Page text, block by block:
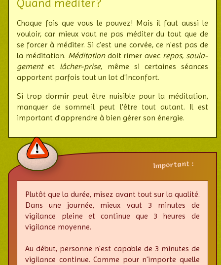
Quand méditer ?
Chaque fois que vous le pouvez ! Mais il faut aussi le
vouloir, car mieux vaut ne pas méditer du tout que de
se forcer à méditer. Si c'est une corvée, ce n'est pas de
la méditation. Méditationdoit rimer avec repos, sou­la­
ge­mentet lâcher-prise, même si certaines séances
apportent parfois tout un lot d'inconfort.
Si trop dormir peut être nuisible pour la médi­tation,
manquer de som­meil peut l'être tout autant. Il est
impor­tant d'appren­dre à bien gérer son énergie.
Important :
Plutôt que la durée, misez avant tout sur la qualité.
Dans une journée, mieux vaut 3 minutes de
vigilance pleine et continue que 3 heures de
vigilance moyenne.
Au début, personne n'est capable de 3 minutes de
vigi­lance continue. Comme pour n'im­porte quelle